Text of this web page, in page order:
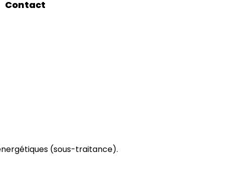
Contact
(sous-traitance).